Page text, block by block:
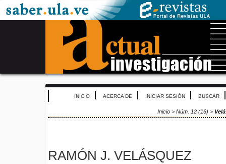
INICIO ACERCA DE INICIAR SESIÓN BUSCAR
Inicio> Núm. 12 (16) >
RAMÓN J. VELÁSQUEZ